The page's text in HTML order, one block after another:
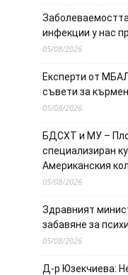
инфекции у нас
05/08/2026
Експерти от
съвети за
05/08/2026
БДСХТ и МУ –
специализиран
Американския
05/08/2026
Здравният
забавяне за
05/08/2026
Д-р Юзекчиева: